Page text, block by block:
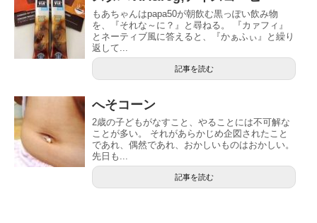
もあちゃんはpapa50が朝飲む黒っぽい飲み物
を、『それな～に？』と尋ねる。 『カァフィ』
とネーティブ風に答えると、『かぁふぃ』と繰り
返して...
記事を読む
へそコーン
2歳の子どもがなすこと、やることには不可解な
ことが多い。 それがあらかじめ企図されたこと
であれ、偶然であれ、おかしいものはおかしい。
先日も...
記事を読む